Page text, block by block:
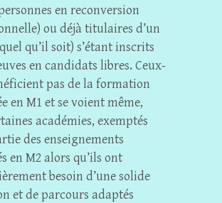
en reconversion
ou déjà titulaires d’un
qu’il soit) s’étant inscrits
en candidats libres. Ceux-
pas de la formation
en M1 et se voient même,
académies, exemptés
des enseignements
en M2 alors qu’ils ont
besoin d’une solide
et de parcours adaptés